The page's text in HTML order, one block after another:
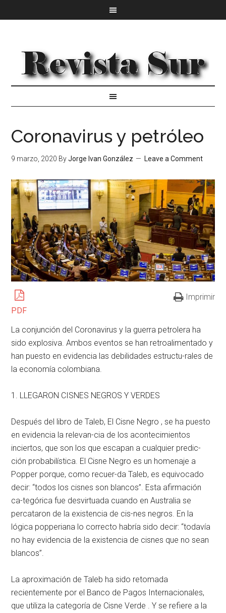
Coronavirus y petróleo
9 marzo, 2020 ByJorge Ivan González Leave a Comment
PDF
Imprimir
La conjunción del Coronavirus y la guerra petrolera ha
sido explosiva. Ambos eventos se han retroalimentado y
han puesto en evidencia las debilidades estructu-rales de
la economía colombiana.
1. LLEGARON CISNES NEGROS Y VERDES
Después del libro de Taleb, El Cisne Negro , se ha puesto
en evidencia la relevan-cia de los acontecimientos
inciertos, que son los que escapan a cualquier predic-
ción probabilística. El Cisne Negro es un homenaje a
Popper porque, como recuer-da Taleb, es equivocado
decir: “todos los cisnes son blancos”. Esta afirmación
ca-tegórica fue desvirtuada cuando en Australia se
percataron de la existencia de cis-nes negros. En la
lógica popperiana lo correcto habría sido decir: “todavía
no hay evidencia de la existencia de cisnes que no sean
blancos”.
La aproximación de Taleb ha sido retomada
recientemente por el Banco de Pagos Internacionales,
que utiliza la categoría de Cisne Verde . Y se refiere a la